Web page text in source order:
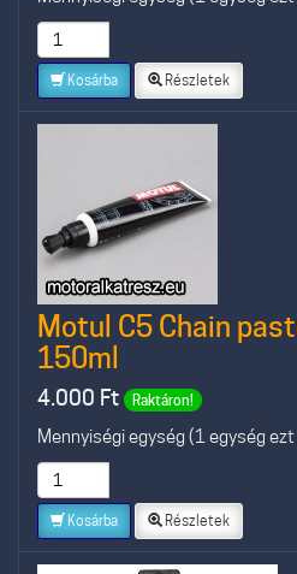
Kosárba Részletek
Motul C5 Chain
150ml
4.000 Ft Raktáron!
Mennyiségi egység (1 egység
Kosárba Részletek